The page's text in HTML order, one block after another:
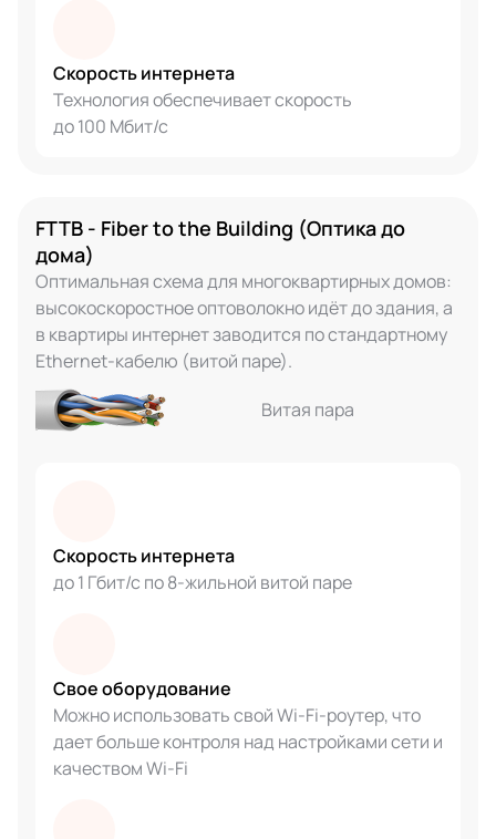
Скорость интернета
Технология обеспечивает скорость
до 100 Мбит/с
FTTB - Fiber to the Building (Оптика до
дома)
Оптимальная схема для многоквартирных домов:
высокоскоростное оптоволокно идёт до здания, а
в квартиры интернет заводится по стандартному
Ethernet-кабелю (витой паре).
Витая пара
Скорость интернета
до 1 Гбит/с по 8-жильной витой паре
Свое оборудование
Можно использовать свой Wi-Fi-роутер, что
дает больше контроля над настройками сети и
качеством Wi-Fi